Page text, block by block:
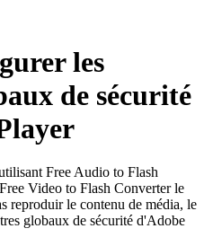
les
de sécurité
Free Audio to Flash
Video to Flash Converter le
reproduir le contenu de média, le
globaux de sécurité d'Adobe